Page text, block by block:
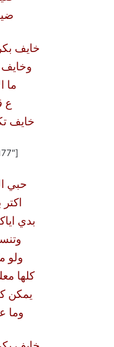
خايف
ما
ع
خايف
[the_ad id=”177″]
حبي
بدي
ولو
كلها
يمكن
وما